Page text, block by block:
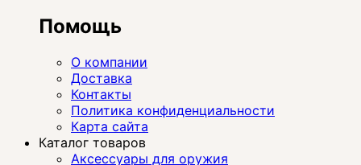
Помощь
О компании
Доставка
Контакты
Политика конфиденциальности
Карта сайта
Каталог товаров
Аксессуары для оружия